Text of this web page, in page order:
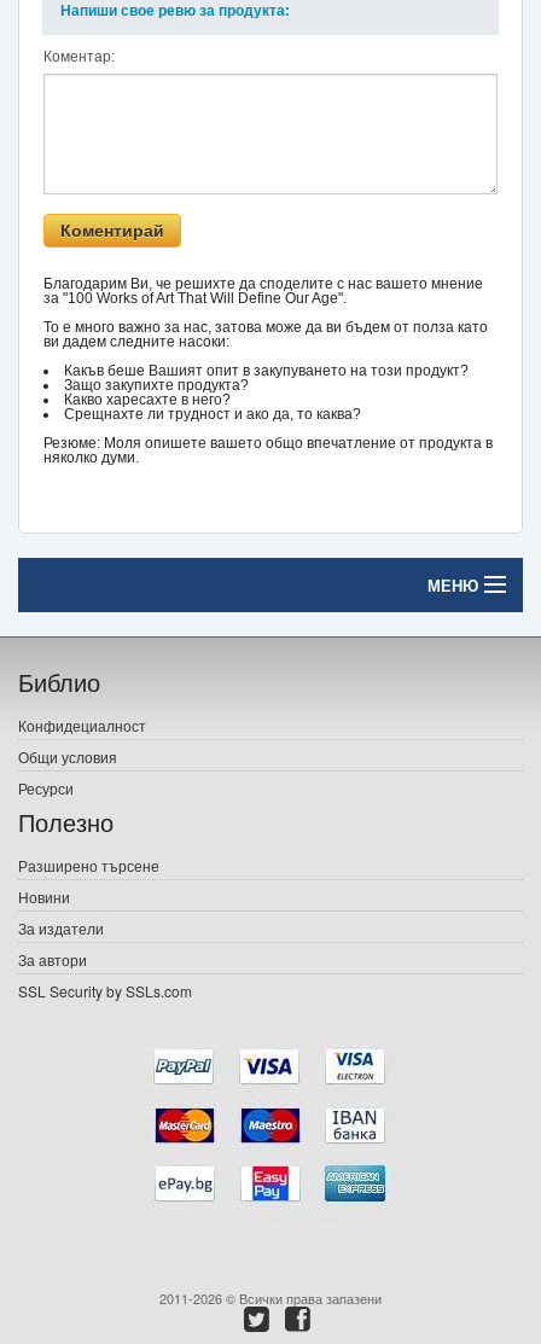
Напиши свое ревю за продукта:
Коментар:
Благодарим Ви, че решихте да споделите с нас вашето мнение
за "100 Works of Art That Will Define Our Age".
То е много важно за нас, затова може да ви бъдем от полза като
ви дадем следните насоки:
Какъв беше Вашият опит в закупуването на този продукт?
Защо закупихте продукта?
Какво харесахте в него?
Срещнахте ли трудност и ако да, то каква?
Резюме: Моля опишете вашето общо впечатление от продукта в
няколко думи.
МЕНЮ
Начало
Печатни книги
Електронни книги
Е-списания
Подаръци
Ваучери
Библио
Конфидециалност
Общи условия
Ресурси
Полезно
Разширено търсене
Новини
За издатели
За автори
SSL Security by SSLs.com
2011-2026 © Всички права запазени